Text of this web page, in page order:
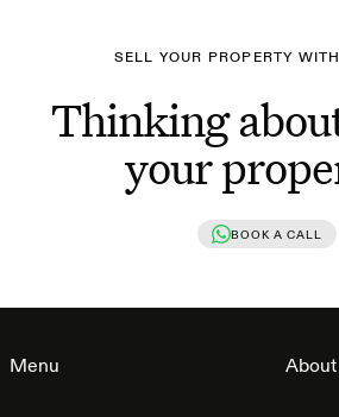
SELL YOUR PROPERTY
Thinking
your
BOOK A CALL
Menu About